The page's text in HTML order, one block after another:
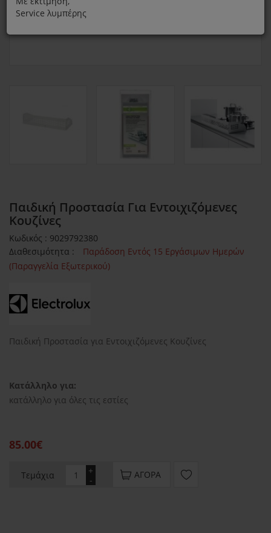
Παιδική Προστασία Για Εντοιχιζόµενες
Κουζίνες
Κωδικός : 9029792380
Διαθεσιμότητα :
Παράδοση Εντός 15 Εργάσιμων Ημερών
(Παραγγελία Εξωτερικού)
Παιδική Προστασία για Εντοιχιζόµενες Κουζίνες
Κατάλληλο για:
κατάλληλο για όλες τις εστίες
85.00€
Τεμάχια -
+ ΑΓΟΡΆ
Service λυμπέρης